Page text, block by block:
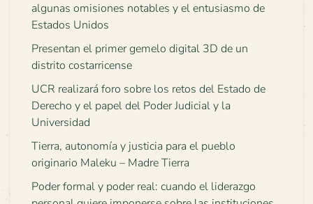
algunas omisiones notables y el entusiasmo de
Estados Unidos
Presentan el primer gemelo digital 3D de un
distrito costarricense
UCR realizará foro sobre los retos del Estado de
Derecho y el papel del Poder Judicial y la
Universidad
Tierra, autonomía y justicia para el pueblo
originario Maleku – Madre Tierra
Poder formal y poder real: cuando el liderazgo